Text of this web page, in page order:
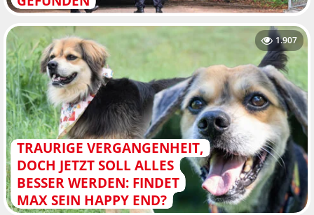
TRAURIGE VERGANGENHEIT,
DOCH JETZT SOLL ALLES
BESSER WERDEN: FINDET
MAX SEIN HAPPY END?
1.907